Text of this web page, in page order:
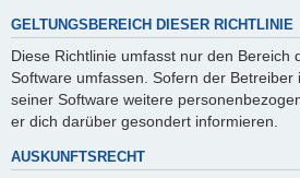
GELTUNGSBEREICH DIESER RICHTLINIE
Diese Richtlinie umfasst nur den Bereich
Software umfassen. Sofern der Betreiber
seiner Software weitere
er dich darüber gesondert informieren.
AUSKUNFTSRECHT